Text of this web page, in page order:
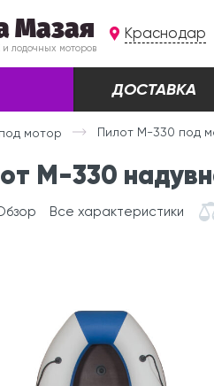
Мазая
лодочных моторов
Краснодар
ДОСТАВКА
мотор Пилот М-330 под
М-330
Все характеристики